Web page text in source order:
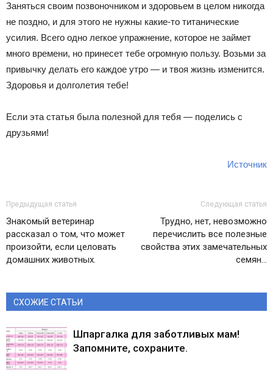
Заняться своим позвоночником и здоровьем в целом никогда
не поздно, и для этого не нужны какие-то титанические
усилия. Всего одно легкое упражнение, которое не займет
много времени, но принесет тебе огромную пользу. Возьми за
привычку делать его каждое утро — и твоя жизнь изменится.
Здоровья и долголетия тебе!
Если эта статья была полезной для тебя — поделись с
друзьями!
Источник
Предыдущая статья
Знакомый ветеринар
рассказал о том, что может
произойти, если целовать
домашних животных.
Следующая статья
Трудно, нет, невозможно
перечислить все полезные
свойства этих замечательных
семян…
СХОЖИЕ СТАТЬИ
Шпаргалка для заботливых мам!
Запомните, сохраните.